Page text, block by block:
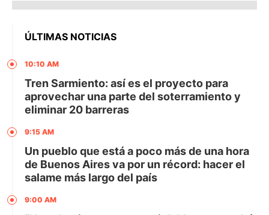
ÚLTIMAS NOTICIAS
10:10 AM
Tren Sarmiento: así es el proyecto para
aprovechar una parte del soterramiento y
eliminar 20 barreras
9:15 AM
Un pueblo que está a poco más de una hora
de Buenos Aires va por un récord: hacer el
salame más largo del país
9:00 AM